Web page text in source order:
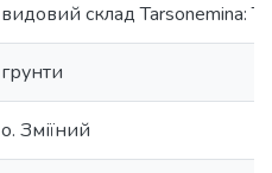
видовий склад Tarsonemina:
грунти
о. Зміїний